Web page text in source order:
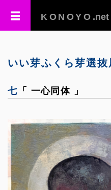
KONOYO .net
いい芽ふくら芽選抜
七 「 一心同体 」